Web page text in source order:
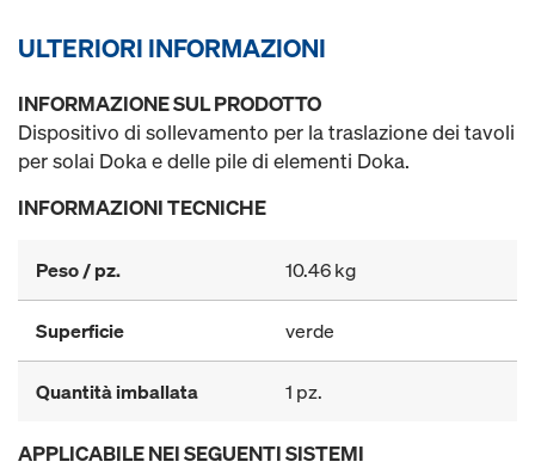
ULTERIORI INFORMAZIONI
INFORMAZIONE SUL PRODOTTO
Dispositivo di sollevamento per la traslazione dei tavoli
per solai Doka e delle pile di elementi Doka.
INFORMAZIONI TECNICHE
Peso / pz. 10.46 kg
Superficie verde
Quantità imballata 1 pz.
APPLICABILE NEI SEGUENTI SISTEMI